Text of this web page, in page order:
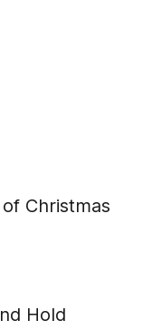
Christmas
Hold